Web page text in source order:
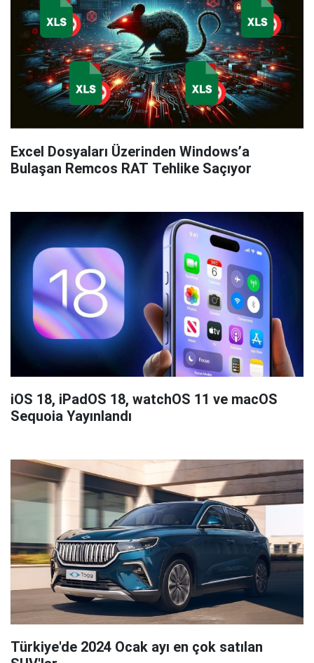
Excel Dosyaları Üzerinden Windows’a
Bulaşan Remcos RAT Tehlike Saçıyor
iOS 18, iPadOS 18, watchOS 11 ve macOS
Sequoia Yayınlandı
Türkiye'de 2024 Ocak ayı en çok satılan